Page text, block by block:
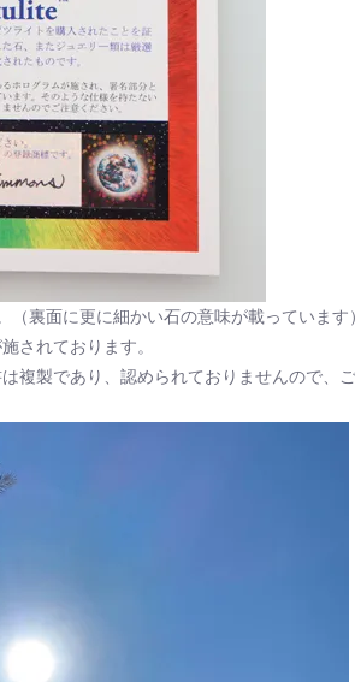
（裏面に更に細かい石の意味が載っています）
されております。
複製であり、認められておりませんので、